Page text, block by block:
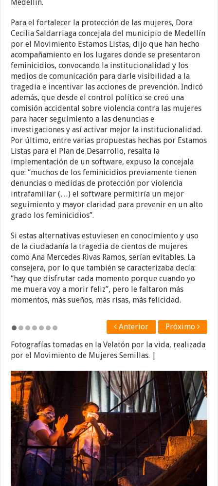
Medellín.
Para el fortalecer la protección de las mujeres, Dora
Cecilia Saldarriaga concejala del municipio de Medellín
por el Movimiento Estamos Listas, dijo que han hecho
acompañamiento en los lugares donde se presentaron
feminicidios, convocando la institucionalidad y los
medios de comunicación para darle visibilidad a la
tragedia e incentivar las acciones de prevención. Indicó
además, que desde el control político se creó una
comisión accidental sobre violencia contra las mujeres
para hacer seguimiento a las denuncias e
investigaciones y así activar mejor la institucionalidad.
Por último, entre varias propuestas hechas por Estamos
Listas para el Plan de Desarrollo, resalta la
implementación de un software, expuso la concejala
que: “muchos de los feminicidios previamente tienen
denuncias o medidas de protección por violencia
intrafamiliar (…) el software permitiría un mejor
seguimiento y mayor claridad para prevenir en un alto
grado los feminicidios”.
Si estas alternativas estuviesen en conocimiento y uso
de la ciudadanía la tragedia de cientos de mujeres
como Ana Mercedes Rivas Ramos, serían evitables. La
consejera, por lo que también se caracterizaba decía:
“hay que disfrutar cada momento porque cuando yo
me muera voy a morir feliz”, pero le faltaron más
momentos, más sueños, más risas, más felicidad.
Próximo
Anterior
Fotografías tomadas en la Velatón por la vida, realizada
por el Movimiento de Mujeres Semillas. |